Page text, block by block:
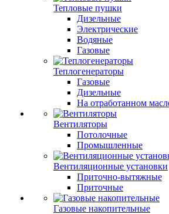
Тепловые пушки
Дизельные
Электрические
Водяные
Газовые
Теплогенераторы
Газовые
Дизельные
На отработанном
Вентиляторы
Потолочные
Промышленные
Вентиляционные установки
Приточно-вытяжные
Приточные
Газовые накопительные